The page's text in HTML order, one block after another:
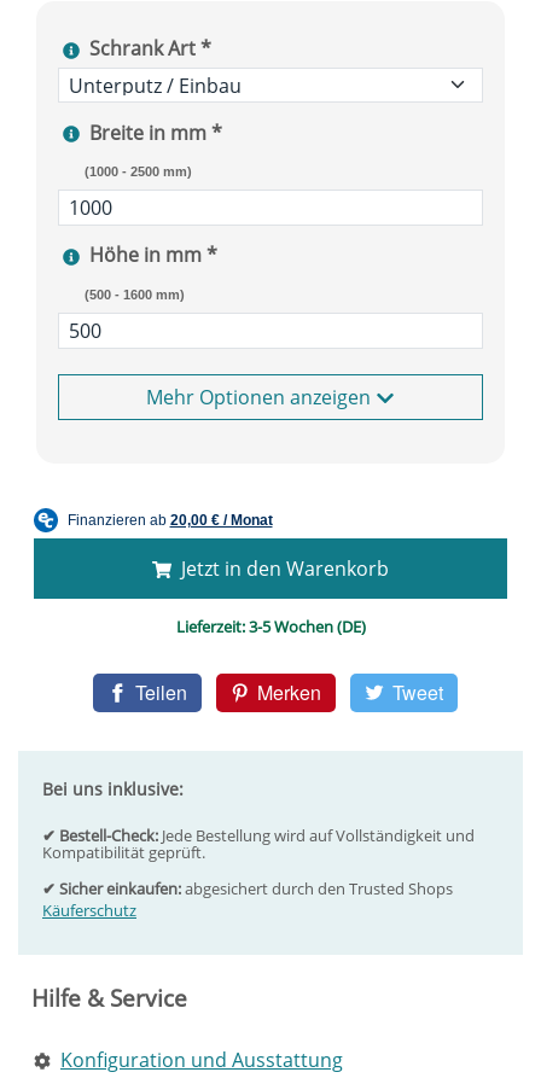
Hilfe & Service
Konfiguration und Ausstattung
Schrank Art *
Breite in mm *
(1000 - 2500 mm)
Höhe in mm *
(500 - 1600 mm)
Optionen anzeigen
Jetzt in den Warenkorb
Lieferzeit:3-5 Wochen (DE)
Teilen Merken Tweet
Bei uns inklusive:
✔ Bestell-Check: Jede Bestellung wird auf Vollständigkeit und
Kompatibilität geprüft.
✔ Sicher einkaufen:abgesichert durch den Trusted Shops
Käuferschutz